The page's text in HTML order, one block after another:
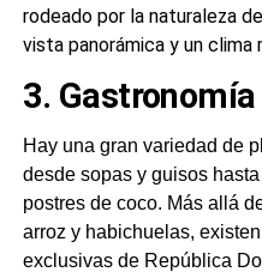
rodeado por la naturaleza
vista panorámica y un clima
3. Gastronomía
Hay una gran variedad de
desde sopas y guisos
postres de coco. Más allá
arroz y habichuelas,
exclusivas de República